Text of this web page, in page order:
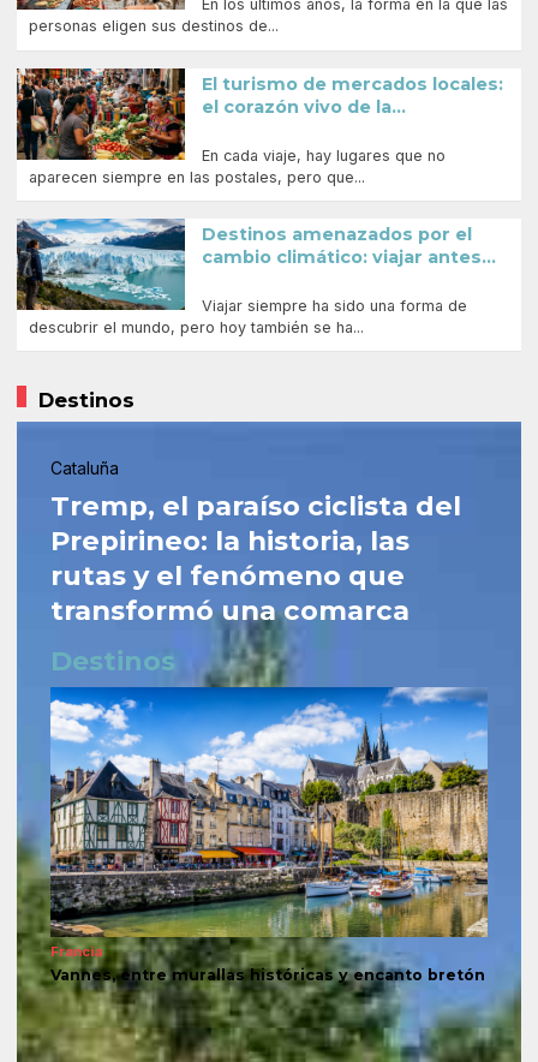
En los últimos años, la forma en la que las
personas eligen sus destinos de...
El turismo de mercados locales:
el corazón vivo de la...
En cada viaje, hay lugares que no
aparecen siempre en las postales, pero que...
Destinos amenazados por el
cambio climático: viajar antes...
Viajar siempre ha sido una forma de
descubrir el mundo, pero hoy también se ha...
Destinos
Cataluña
Tremp, el paraíso ciclista del
Prepirineo: la historia, las
rutas y el fenómeno que
transformó una comarca
Destinos
Francia
Vannes, entre murallas históricas y encanto bretón